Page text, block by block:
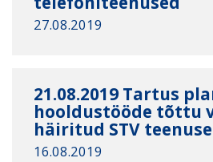
27.08.2019
21.08.2019 Tartus
hooldustööde tõttu
häiritud STV
16.08.2019